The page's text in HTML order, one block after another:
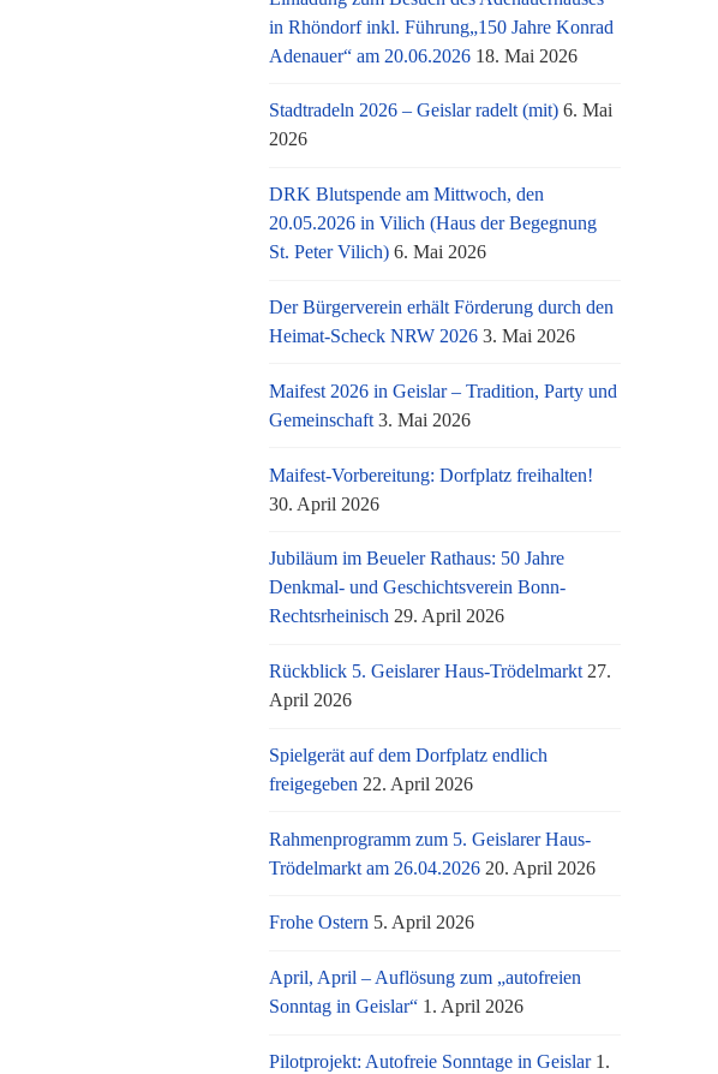
in Rhöndorf inkl. Führung„150 Jahre Konrad
Adenauer“ am 20.06.2026 18. Mai 2026
Stadtradeln 2026 – Geislar radelt (mit) 6. Mai
2026
DRK Blutspende am Mittwoch, den
20.05.2026 in Vilich (Haus der Begegnung
St. Peter Vilich) 6. Mai 2026
Der Bürgerverein erhält Förderung durch den
Heimat-Scheck NRW 2026 3. Mai 2026
Maifest 2026 in Geislar – Tradition, Party und
Gemeinschaft 3. Mai 2026
Maifest-Vorbereitung: Dorfplatz freihalten!
30. April 2026
Jubiläum im Beueler Rathaus: 50 Jahre
Denkmal- und Geschichtsverein Bonn-
Rechtsrheinisch 29. April 2026
Rückblick 5. Geislarer Haus-Trödelmarkt 27.
April 2026
Spielgerät auf dem Dorfplatz endlich
freigegeben 22. April 2026
Rahmenprogramm zum 5. Geislarer Haus-
Trödelmarkt am 26.04.2026 20. April 2026
Frohe Ostern 5. April 2026
April, April – Auflösung zum „autofreien
Sonntag in Geislar“ 1. April 2026
Pilotprojekt: Autofreie Sonntage in Geislar 1.